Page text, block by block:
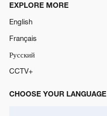
EXPLORE MORE
English
Français
Русский
CCTV+
CHOOSE YOUR LANGUAGE